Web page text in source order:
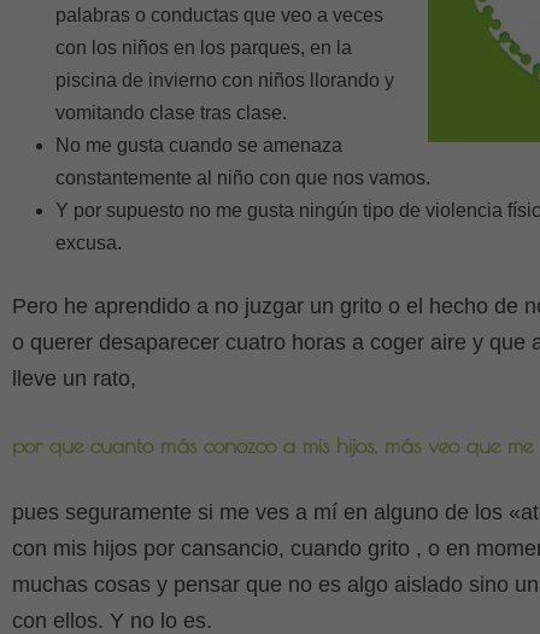
palabras o conductas que veo a veces
con los niños en los parques, en la
piscina de invierno con niños llorando y
vomitando clase tras clase.
No me gusta cuando se amenaza
constantemente al niño con que nos vamos.
Y por supuesto no me gusta ningún tipo de violencia
excusa.
Pero he aprendido a no juzgar un grito o el hecho de
o querer desaparecer cuatro horas a coger aire y que
lleve un rato,
por que cuanto más conozco a mis hijos, más veo que
pues seguramente si me ves a mí en alguno de los
con mis hijos por cansancio, cuando grito , o en
muchas cosas y pensar que no es algo aislado sino
con ellos. Y no lo es.